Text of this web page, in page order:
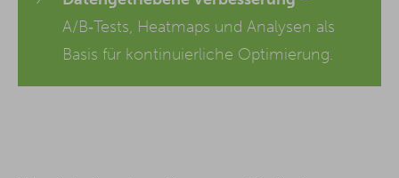
A/B‑Tests, Heatmaps und Analysen als
Basis für kontinuierliche Optimierung.